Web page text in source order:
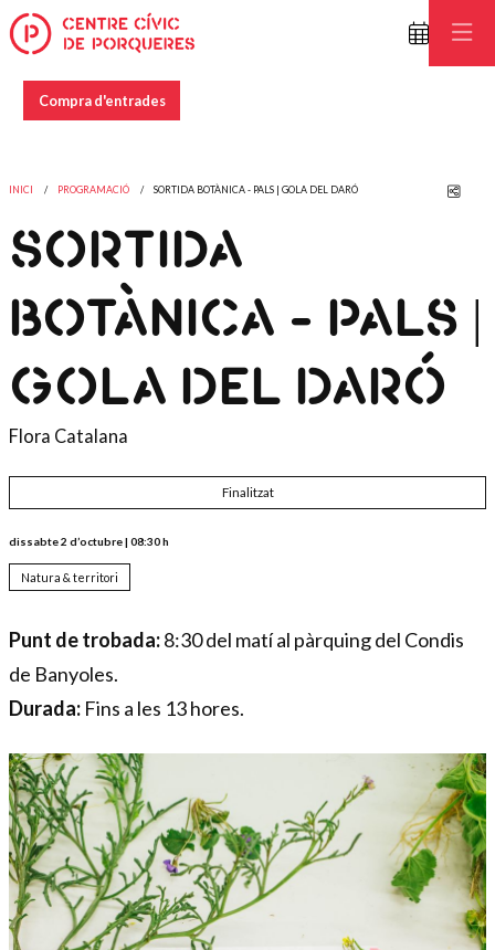
Compra d'entrades
INICI PROGRAMACIÓ SORTIDA BOTÀNICA - PALS | GOLA DEL DARÓ
SORTIDA
BOTÀNICA - PALS |
GOLA DEL DARÓ
Flora Catalana
Finalitzat
dissabte 2 d’octubre| 08:30 h
Natura & territori
Punt de trobada:8:30 del matí al pàrquing del Condis
de Banyoles.
Durada: Fins a les 13 hores.